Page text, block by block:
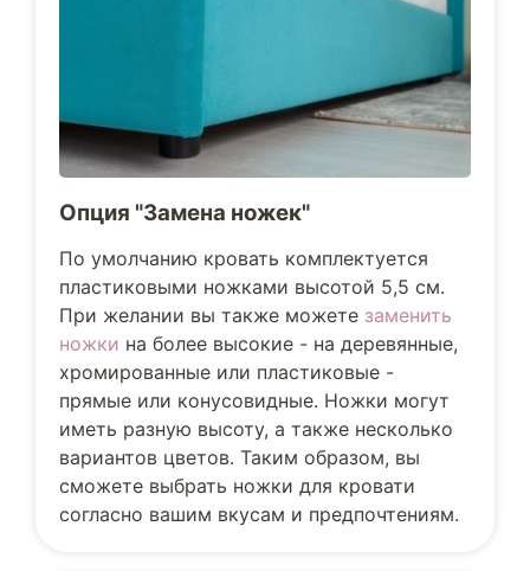
Опция "Замена ножек"
По умолчанию кровать комплектуется
пластиковыми ножками высотой 5,5 см.
При желании вы также можете заменить
ножки на более высокие - на деревянные,
хромированные или пластиковые -
прямые или конусовидные. Ножки могут
иметь разную высоту, а также несколько
вариантов цветов. Таким образом, вы
сможете выбрать ножки для кровати
согласно вашим вкусам и предпочтениям.